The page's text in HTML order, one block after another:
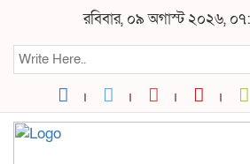
রবিবার, ০৯ অগাস্ট ২০২৬,